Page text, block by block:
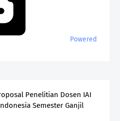
Powered
Penelitian Dosen IAI
Semester Ganjil